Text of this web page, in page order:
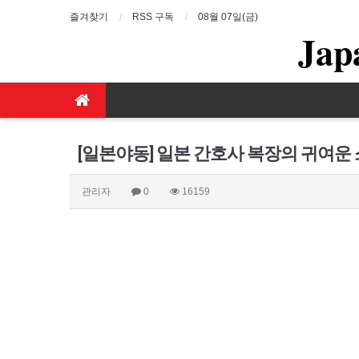
즐겨찾기 RSS 구독 08월 07일(금)
[일본야동] 일본 간호사 복장의 귀여
관리자 0 16159